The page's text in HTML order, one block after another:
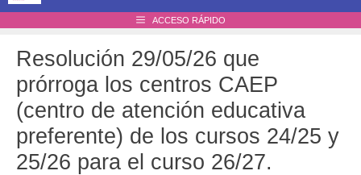
ACCESO RÁPIDO
Resolución 29/05/26 que
prórroga los centros CAEP
(centro de atención educativa
preferente) de los cursos 24/25 y
25/26 para el curso 26/27.